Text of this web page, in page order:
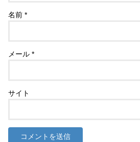
名前*
メール*
サイト